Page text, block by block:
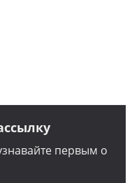
первым о